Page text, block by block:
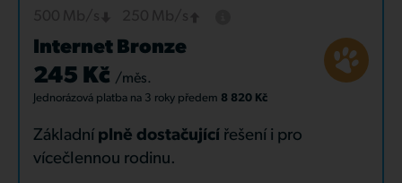
Internet Bronze
245 Kč /měs.
Jednorázová platba na 3 roky předem 8 820 Kč
Základní plně dostačující řešení i pro
vícečlennou rodinu.